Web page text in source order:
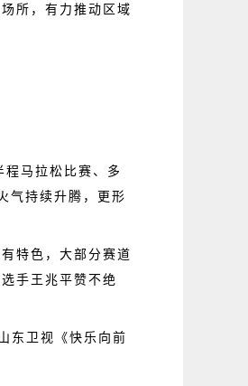
所，有力推动区域
马拉松比赛、多
气持续升腾，更形
特色，大部分赛道
手王兆平赞不绝
东卫视《快乐向前